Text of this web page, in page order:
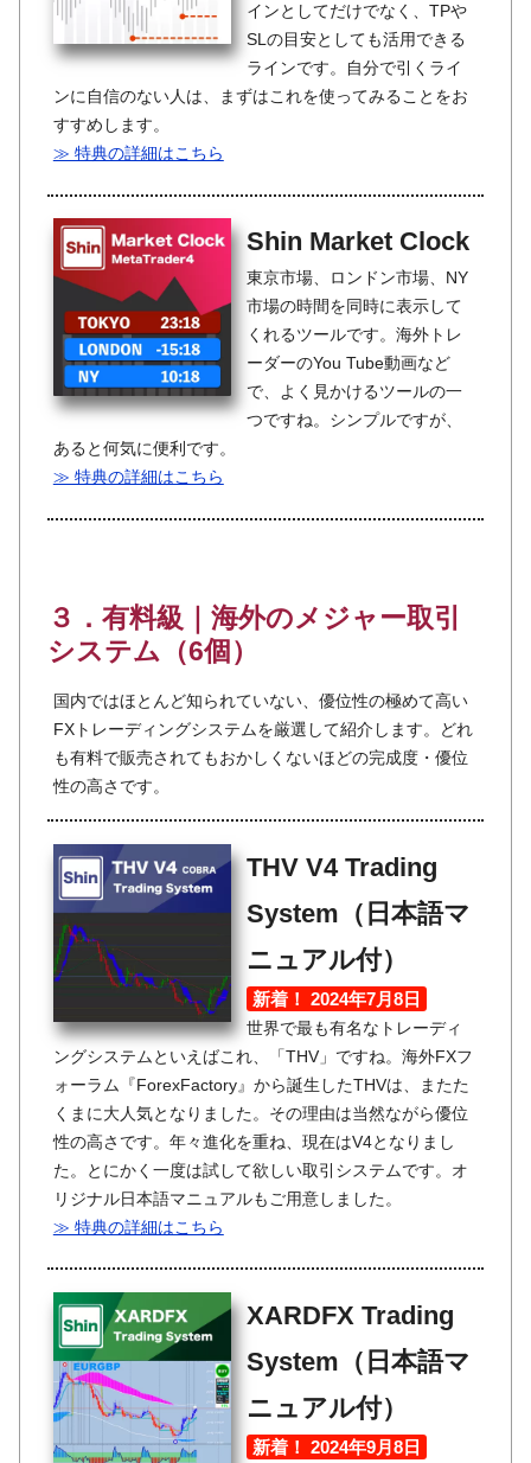
インとしてだけでなく、TPや
SLの目安としても活用できる
ラインです。自分で引くライ
ンに自信のない人は、まずはこれを使ってみることをお
すすめします。
≫ 特典の詳細はこちら
Shin Market Clock
東京市場、ロンドン市場、NY
市場の時間を同時に表示して
くれるツールです。海外トレ
ーダーのYou Tube動画など
で、よく見かけるツールの一
つですね。シンプルですが、
あると何気に便利です。
≫ 特典の詳細はこちら
３．有料級｜海外のメジャー取引
システム（6個）
国内ではほとんど知られていない、優位性の極めて高い
FXトレーディングシステムを厳選して紹介します。どれ
も有料で販売されてもおかしくないほどの完成度・優位
性の高さです。
THV V4 Trading
System（日本語マ
ニュアル付）
新着！ 2024年7月8日
世界で最も有名なトレーディ
ングシステムといえばこれ、「THV」ですね。海外FXフ
ォーラム『ForexFactory』から誕生したTHVは、またた
くまに大人気となりました。その理由は当然ながら優位
性の高さです。年々進化を重ね、現在はV4となりまし
た。とにかく一度は試して欲しい取引システムです。オ
リジナル日本語マニュアルもご用意しました。
≫ 特典の詳細はこちら
XARDFX Trading
System（日本語マ
ニュアル付）
新着！ 2024年9月8日